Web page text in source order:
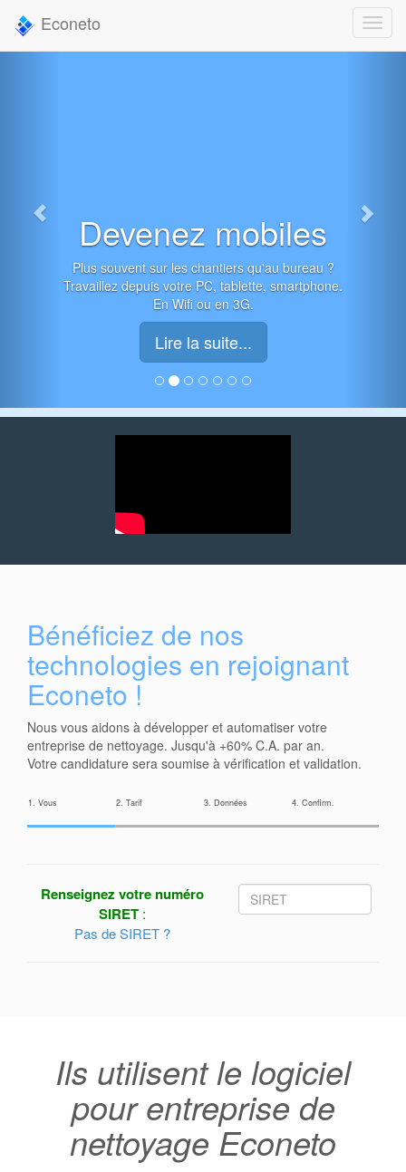
Econeto
Devenez mobiles
Plus souvent sur les chantiers qu'au bureau ?
Travaillez depuis votre PC, tablette, smartphone.
En Wifi ou en 3G.
Lire la suite...
Bénéficiez de nos
technologies en rejoignant
Econeto !
Nous vous aidons à développer et automatiser votre
entreprise de nettoyage. Jusqu'à +60% C.A. par an.
Votre candidature sera soumise à vérification et validation.
1. Vous 2. Tarif 3. Données 4. Confirm.
Renseignez votre numéro
SIRET :
Pas de SIRET ?
Ils utilisent le logiciel
pour entreprise de
nettoyage Econeto